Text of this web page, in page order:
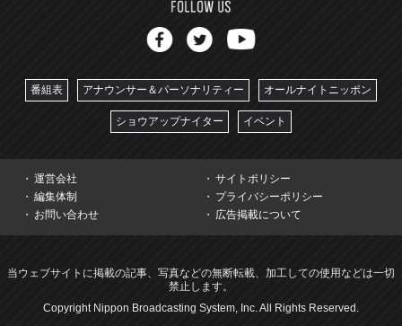
番組表 アナウンサー＆パーソナリティー オールナイトニッポン
ショウアップナイター イベント
運営会社
サイトポリシー
編集体制
プライバシーポリシー
お問い合わせ
広告掲載について
当ウェブサイトに掲載の記事、写真などの無断転載、加工しての使用などは一切
禁止します。
Copyright Nippon Broadcasting System, Inc. All Rights Reserved.